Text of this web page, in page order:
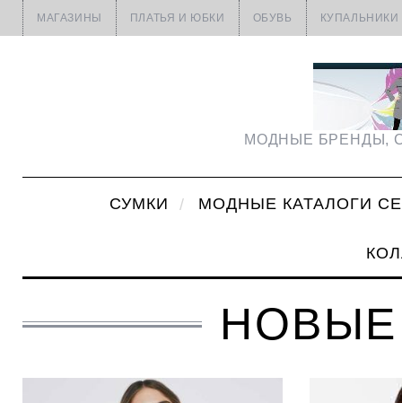
МАГАЗИНЫ ПЛАТЬЯ И ЮБКИ ОБУВЬ КУПАЛЬНИКИ
МОДНЫЕ БРЕНДЫ,
СУМКИ МОДНЫЕ КАТАЛОГИ
НОВЫЕ